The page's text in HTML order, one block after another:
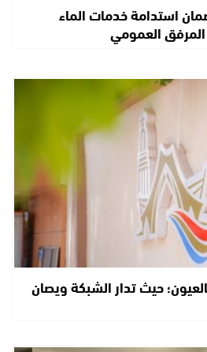
استدامة خدمات الماء
المرفق العمومي
حيث تدار الشبكة ويصان